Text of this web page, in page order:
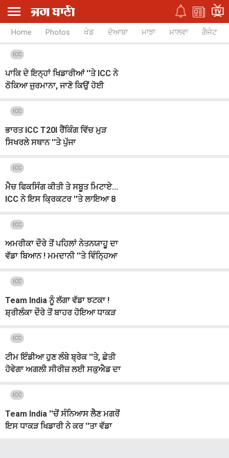
Home Photos ਖੇਡ ਦੋਆਬਾ ਮਾਝਾ ਮਾਲਵਾ ਗੈਜੇਟ
ICC
ਪਾਕਿ ਦੇ ਇਨ੍ਹਾਂ ਖਿਡਾਰੀਆਂ ''ਤੇ ICC ਨੇ
ਠੋਕਿਆ ਜੁਰਮਾਨਾ, ਜਾਣੋ ਕਿਉਂ ਹੋਈ
ICC
ਭਾਰਤ ICC T20I ਰੈਂਕਿੰਗ ਵਿੱਚ ਮੁੜ
ਸਿਖਰਲੇ ਸਥਾਨ ''ਤੇ ਪੁੱਜਾ
ICC
ਮੈਚ ਫਿਕਸਿੰਗ ਕੀਤੀ ਤੇ ਸਬੂਤ ਮਿਟਾਏ...
ICC ਨੇ ਇਸ ਕ੍ਰਿਕਟਰ ''ਤੇ ਲਾਇਆ 8
ICC
ਅਮਰੀਕਾ ਦੌਰੇ ਤੋਂ ਪਹਿਲਾਂ ਨੇਤਨਯਾਹੂ ਦਾ
ਵੱਡਾ ਬਿਆਨ ! ਮਮਦਾਨੀ ''ਤੇ ਵਿੰਨ੍ਹਿਆ
ICC
Team India ਨੂੰ ਲੱਗਾ ਵੱਡਾ ਝਟਕਾ !
ਸ਼੍ਰੀਲੰਕਾ ਦੌਰੇ ਤੋਂ ਬਾਹਰ ਹੋਇਆ ਧਾਕੜ
ICC
ਟੀਮ ਇੰਡੀਆ ਹੁਣ ਲੰਬੇ ਬ੍ਰੇਕ ''ਤੇ, ਛੇਤੀ
ਹੋਵੇਗਾ ਅਗਲੀ ਸੀਰੀਜ਼ ਲਈ ਸਕੁਐਡ ਦਾ
ICC
Team India ''ਚੋਂ ਸੰਨਿਆਸ ਲੈਣ ਮਗਰੋਂ
ਇਸ ਧਾਕੜ ਖਿਡਾਰੀ ਨੇ ਕਰ ''ਤਾ ਵੱਡਾ